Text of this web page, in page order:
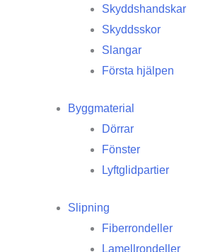
Skyddshandskar
Skyddsskor
Slangar
Första hjälpen
Byggmaterial
Dörrar
Fönster
Lyftglidpartier
Slipning
Fiberrondeller
Lamellrondeller